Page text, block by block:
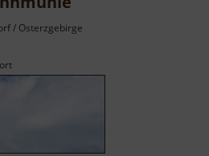
/ Osterzgebirge